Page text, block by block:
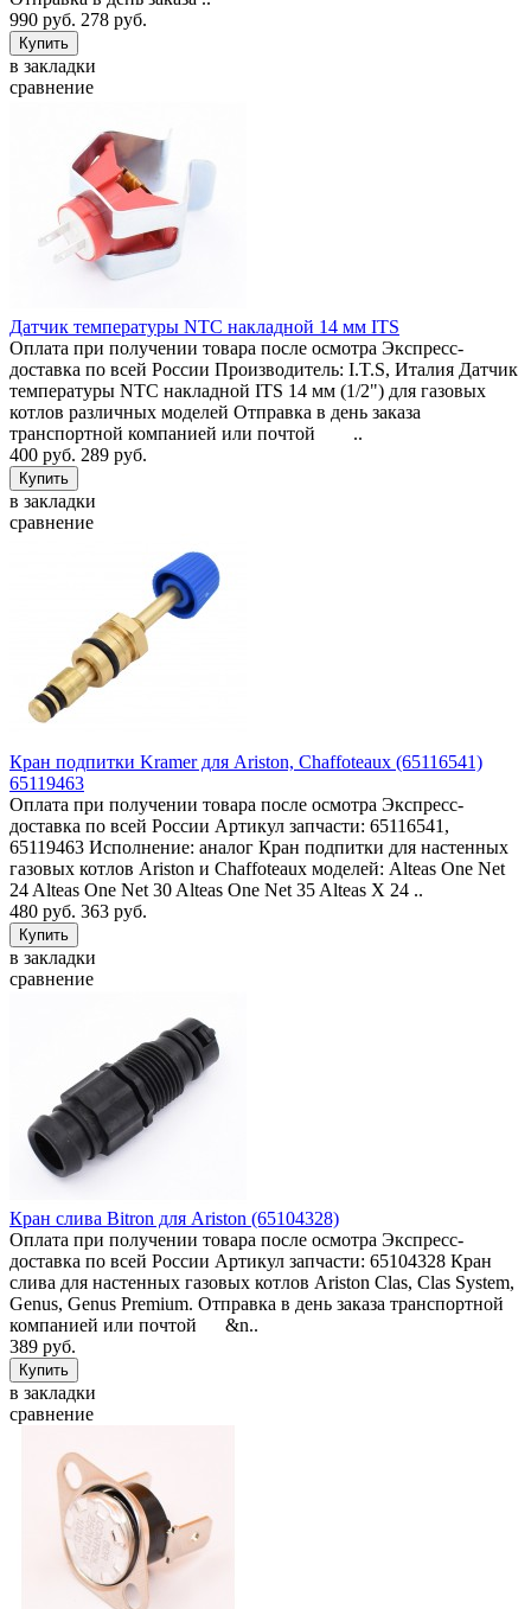
990 руб. 278 руб.
в закладки
сравнение
Датчик температуры NTC накладной 14 мм ITS
Оплата при получении товара после осмотра Экспресс-
доставка по всей России Производитель: I.T.S, Италия Датчик
температуры NTC накладной ITS 14 мм (1/2") для газовых
котлов различных моделей Отправка в день заказа
транспортной компанией или почтой ..
400 руб. 289 руб.
в закладки
сравнение
Кран подпитки Kramer для Ariston, Chaffoteaux (65116541)
65119463
Оплата при получении товара после осмотра Экспресс-
доставка по всей России Артикул запчасти: 65116541,
65119463 Исполнение: аналог Кран подпитки для настенных
газовых котлов Ariston и Chaffoteaux моделей: Alteas One Net
24 Alteas One Net 30 Alteas One Net 35 Alteas X 24 ..
480 руб. 363 руб.
в закладки
сравнение
Кран слива Bitron для Ariston (65104328)
Оплата при получении товара после осмотра Экспресс-
доставка по всей России Артикул запчасти: 65104328 Кран
слива для настенных газовых котлов Ariston Clas, Clas System,
Genus, Genus Premium. Отправка в день заказа транспортной
компанией или почтой &n..
389 руб.
в закладки
сравнение